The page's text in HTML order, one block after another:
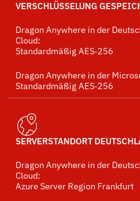
VERSCHLÜSSELUNG
Dragon Anywhere in der
Cloud:
Standardmäßig AES‑256
Dragon Anywhere in der
Standardmäßig AES‑256
SERVERSTANDORT
Dragon Anywhere in der
Cloud:
Azure Server Region Frankfurt